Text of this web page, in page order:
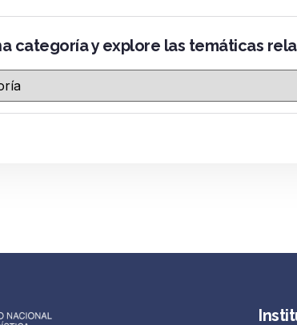
categoría y explore las temáticas